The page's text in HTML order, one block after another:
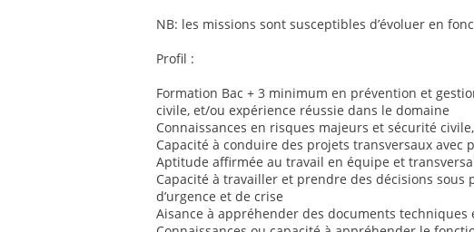
NB: les missions sont susceptibles d’évoluer en
Profil :
Formation Bac + 3 minimum en prévention et
civile, et/ou expérience réussie dans le domaine
Connaissances en risques majeurs et sécurité
Capacité à conduire des projets transversaux avec
Aptitude affirmée au travail en équipe et
Capacité à travailler et prendre des décisions sous
d’urgence et de crise
Aisance à appréhender des documents